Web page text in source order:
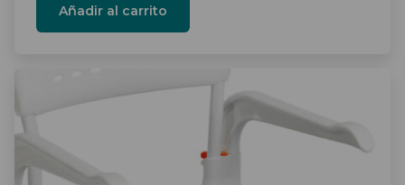
Añadir al carrito